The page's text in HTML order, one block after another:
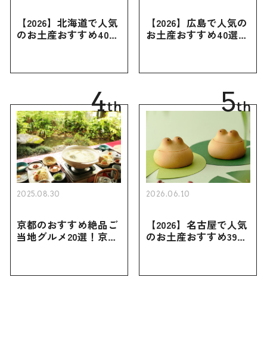
【2026】北海道で人気
のお土産おすすめ40選
買えない限定品、女性
【2026】広島で人気の
お土産おすすめ40選｜
き用、女性向けまで幅
4th
2025.08.30
京都のおすすめ絶品ご
当地グルメ20選！京都
5th
2026.06.10
【2026】名古屋で人気
のお土産おすすめ39選
お土産・ばらまき用ま